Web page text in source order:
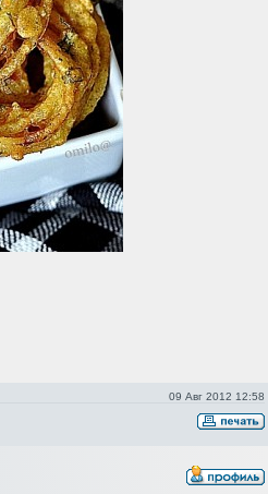
09 Авг 2012 12:58